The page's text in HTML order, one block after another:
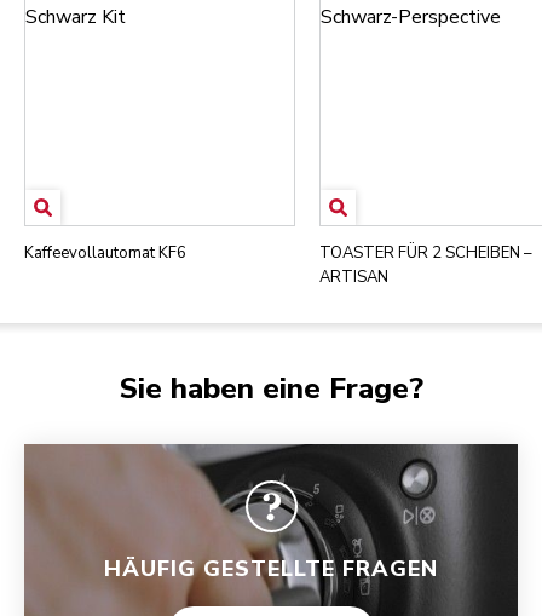
Kaffeevollautomat KF6
TOASTER FÜR 2 SCHEIBEN –
ARTISAN
Sie haben eine Frage?
HÄUFIG GESTELLTE FRAGEN